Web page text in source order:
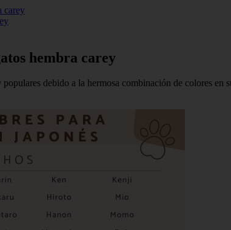
carey
hembra carey
debido a la hermosa combinación de colores